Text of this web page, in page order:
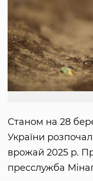
Станом на 28
України
врожай 2025 р.
пресслужба